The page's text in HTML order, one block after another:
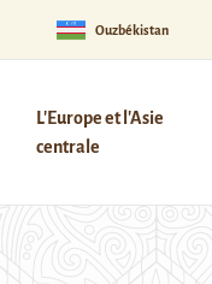
Ouzbékistan
L'Europe et l'Asie
centrale